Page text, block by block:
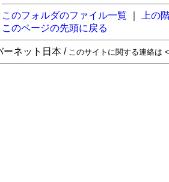
このフォルダのファイル一覧
上の
このページの先頭に戻る
ーネット日本 / このサイトに関する連絡は